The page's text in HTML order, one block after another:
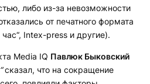
либо из-за невозможности
от печатного формата
Intex-press и другие).
Media IQ Павлюк Быковский
сказал, что на сокращение